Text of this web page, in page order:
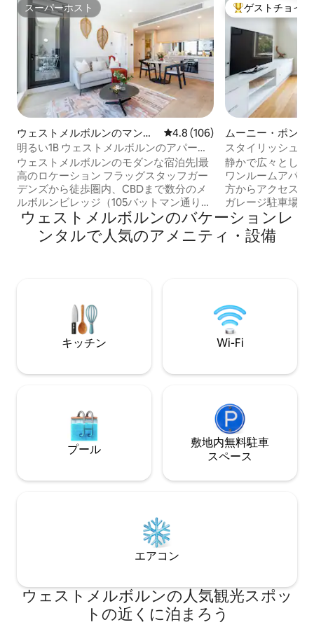
スーパーホスト
スーパーホスト
ウェストメルボルンのマンシ
ョン・アパート
レビュー106件、5つ星中4.8つ
4.8 (106)
明るい1B ウェストメルボルンのアパー
ト、無料駐車場付き#2
ウェストメルボルンのモダンな宿泊先|最
高のロケーション フラッグスタッフガー
デンズから徒歩圏内、CBDまで数分のメ
ルボルンビレッジ（105バットマン通り）
に滞在しましょう。 🚆 交通：電車と無料
の路面電車への便利なアクセス お🍽 食
事：近くにカフェ、レストラン、食料品
ション：地元の公園や街歩きをお楽しみ
です。今すぐ予約！ +ハイライト！+ • 無
料駐車場 • プール＆ジムへのアクセス
大好評のゲスト
ゲストチョイス
ムーニー・ポンズ
スタイリッシュな
ンションをまるご
静かで広々とした
ワンルームアパー
方からアクセスできます。
ガレージ駐車場（
2m）が含まれています。 メ
休暇をお探しのカ
ファベッドを使
（CBDに直接ア
とパックル通りの
レストラン地区。
です。
ウェストメルボルンのバケーションレ
ンタルで人気のアメニティ・設備
キッチン Wi-Fi
プール
敷地内無料駐⁠車
ス⁠ペ⁠ー⁠ス
エアコン
ウェストメルボルンの人気観光スポッ
トの近くに泊まろう